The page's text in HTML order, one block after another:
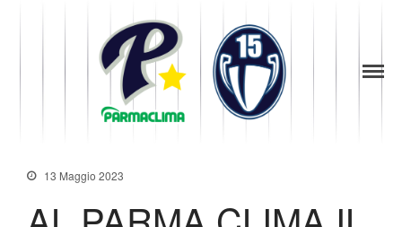
Diventa Socio
13 Maggio 2023